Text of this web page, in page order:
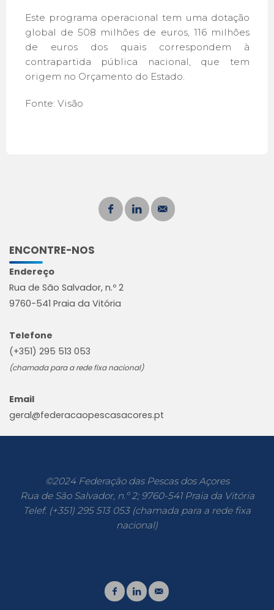
Este programa operacional tem uma dotação
global de 508 milhões de euros, 116 milhões
de euros dos quais correspondem à
contrapartida pública nacional, que tem
origem no Orçamento do Estado.
Fonte: Visão
ENCONTRE-NOS
Endereço
Rua de São Salvador, n.º 2
9760-541 Praia da Vitória
Telefone
(+351) 295 513 053
(chamada para a rede fixa nacional)
Email
geral@federacaopescasacores.pt
©2024 Federação das Pescas dos Açores
Rua de São Salvador, n.º 2; 9760-541 Praia da Vitória
Telef. (+351) 295 513 053 (chamada para a rede fixa
nacional)